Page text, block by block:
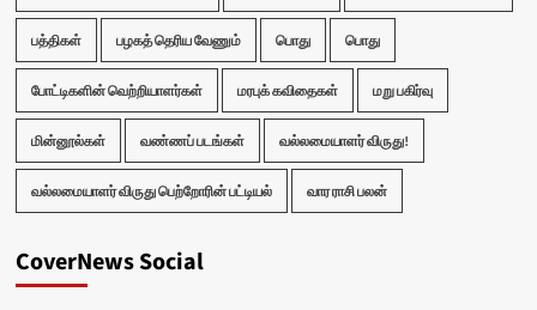
பத்திகள் பழகத் தெரிய வேணும் பொது பொது
போட்டிகளின் வெற்றியாளர்கள் மரபுக் கவிதைகள் மறு பகிர்வு
மின்னூல்கள் வண்ணப் படங்கள் வல்லமையாளர் விருது!
வல்லமையாளர் விருது பெற்றோரின் பட்டியல் வார ராசி பலன்
CoverNews Social